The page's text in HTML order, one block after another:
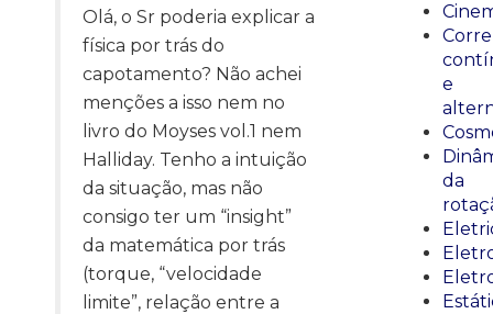
Olá, o Sr poderia explicar a
física por trás do
capotamento? Não achei
menções a isso nem no
livro do Moyses vol.1 nem
Halliday. Tenho a intuição
da situação, mas não
consigo ter um “insight”
da matemática por trás
(torque, “velocidade
limite”, relação entre a
e
da